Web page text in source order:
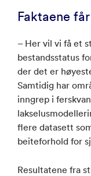
Faktaene
– Her vil vi få et
bestandsstatus
der det er
Samtidig har
inngrep i
flere datasett
beiteforhold for
Resultatene fra